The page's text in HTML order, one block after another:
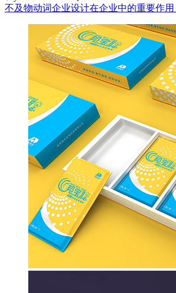
不及物动词企业设计在企业中的重要作用